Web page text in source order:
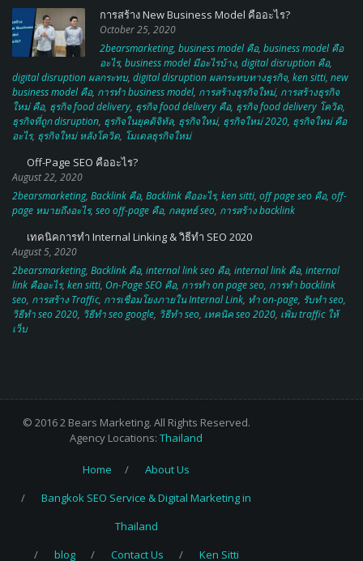
การสร้าง New Business Model คืออะไร?
October 25, 2020
2bearsmarketing, business model คือ, business model คือ
อะไร, business model มีอะไรบ้าง, digital disruption คือ,
digital disruption ผลกระทบ, digital disruption ผลกระทบทางธุรกิจ, ken sitti, new
business model คือ, การทำ business model, การสร้างธุรกิจใหม่, การสร้างธุรกิจ
ใหม่ คือ, ธุรกิจ food delivery, ธุรกิจ food delivery คือ, ธุรกิจ food delivery โควิด,
ธุรกิจที่ถูก disruption, ธุรกิจในยุคดิจิทัล, ธุรกิจใหม่, ธุรกิจใหม่ 2020, ธุรกิจใหม่ คือ
อะไร, ธุรกิจใหม่ หลังโควิด, โมเดลธุรกิจใหม่
Off-Page SEO คืออะไร?
August 22, 2020
2bearsmarketing, Backlink คือ, Backlink คืออะไร, ken sitti, off page seo คือ, off-
page หมายถึงอะไร, seo off-page คือ, กลยุทธ์ seo, การสร้าง backlink
เทคนิคการทำ Internal Linking & วิธีทำ SEO 2020
August 5, 2020
2bearsmarketing, Backlink คือ, internal link seo คือ, internal link คือ, internal
link คืออะไร, ken sitti, On-Page SEO คือ, การทำ on page seo, การทํา backlink
seo, การสร้าง Traffic, การเชื่อมโยงภายใน Internal Link, ทำ on-page, รับทำ seo,
วิธีทำ seo 2020, วิธีทำ seo google, วิธีทํา seo, เทคนิค seo 2020, เพิ่ม traffic ให้
เว็บ
© 2016 2 Bears Marketing. All Rights Reserved.
Agency Locations: Thailand
Home
About Us
Bangkok SEO Service & Digital Marketing in
Thailand
blog
Contact Us Ken Sitti